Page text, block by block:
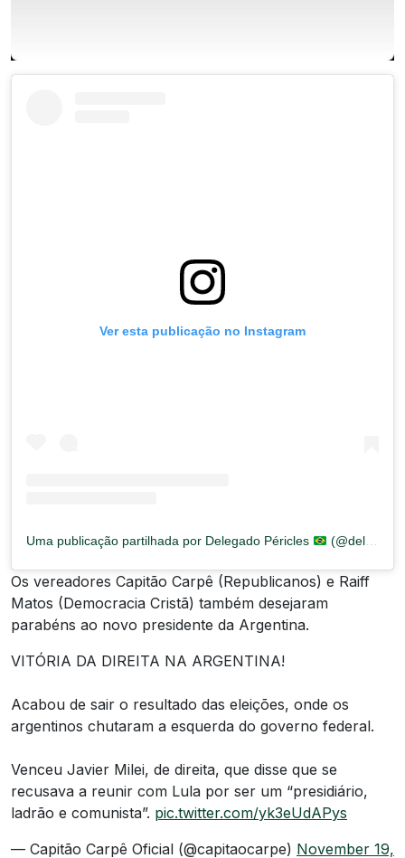
Ver esta publicação no Instagram
Uma publicação partilhada por Delegado Péricles (@delegadopericles)
Os vereadores Capitão Carpê (Republicanos) e Raiff
Matos (Democracia Cristã) também desejaram
parabéns ao novo presidente da Argentina.
VITÓRIA DA DIREITA NA ARGENTINA!
Acabou de sair o resultado das eleições, onde os
argentinos chutaram a esquerda do governo federal.
Venceu Javier Milei, de direita, que disse que se
recusava a reunir com Lula por ser um “presidiário,
ladrão e comunista”. pic.twitter.com/yk3eUdAPys
— Capitão Carpê Oficial (@capitaocarpe) November 19,